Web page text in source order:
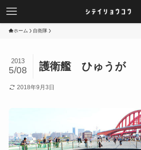
ホーム 自衛隊
護衛艦 ひゅうが
2013
5/08
2018年9月3日